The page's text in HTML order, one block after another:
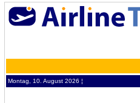
Montag, 10. August 2026 ¦